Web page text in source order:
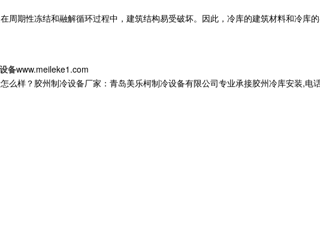
周期性冻结和融解循环过程中，建筑结构易受破坏。因此，冷库的建筑材料和冷库
备www.meileke1.com
么样？胶州制冷设备厂家：青岛美乐柯制冷设备有限公司专业承接胶州冷库安装,电